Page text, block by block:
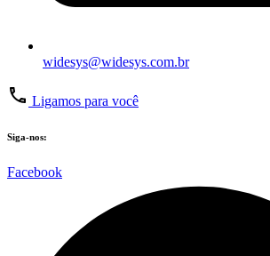
widesys@widesys.com.br
Ligamos para você
Siga-nos:
Facebook